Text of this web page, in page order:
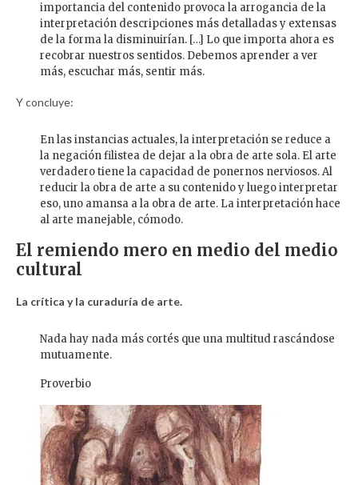
importancia del contenido provoca la arrogancia de la
interpretación descripciones más detalladas y extensas
de la forma la disminuirían. […] Lo que importa ahora es
recobrar nuestros sentidos. Debemos aprender a ver
más, escuchar más, sentir más.
Y concluye:
En las instancias actuales, la interpretación se reduce a
la negación filistea de dejar a la obra de arte sola. El arte
verdadero tiene la capacidad de ponernos nerviosos. Al
reducir la obra de arte a su contenido y luego interpretar
eso, uno amansa a la obra de arte. La interpretación hace
al arte manejable, cómodo.
El remiendo mero en medio del medio
cultural
La crítica y la curaduría de arte.
Nada hay nada más cortés que una multitud rascándose
mutuamente.
Proverbio